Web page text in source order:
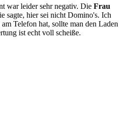
war leider sehr negativ. Die Frau
sagte, hier sei nicht Domino's. Ich
Telefon hat, sollte man den Laden
ist echt voll scheiße.